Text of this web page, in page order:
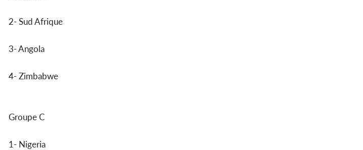
2- Sud Afrique
3- Angola
4- Zimbabwe
Groupe C
1- Nigeria